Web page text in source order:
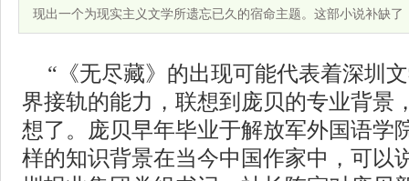
现出一个为现实主义文学所遗忘已久的宿命主题。这部小说补缺了
“《无尽藏》的出现可能代表着深圳
界接轨的能力，联想到庞贝的专业背景
想了。庞贝早年毕业于解放军外国语学
样的知识背景在当今中国作家中，可以